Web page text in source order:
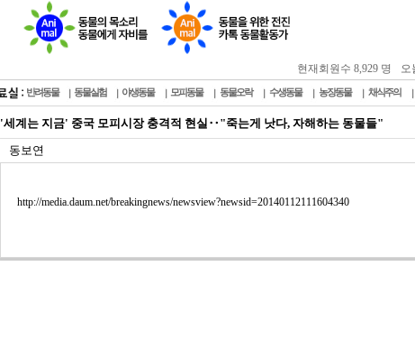
현재회원수 8,929 명 오
반려동물 동물실험 야생동물 모피동물 동물오락 수생동물 농장동물 채식주의
'세계는 지금' 중국 모피시장 충격적 현실‥"죽는게 낫다, 자해하는 동물들"
동보연
http://media.daum.net/breakingnews/newsview?newsid=20140112111604340